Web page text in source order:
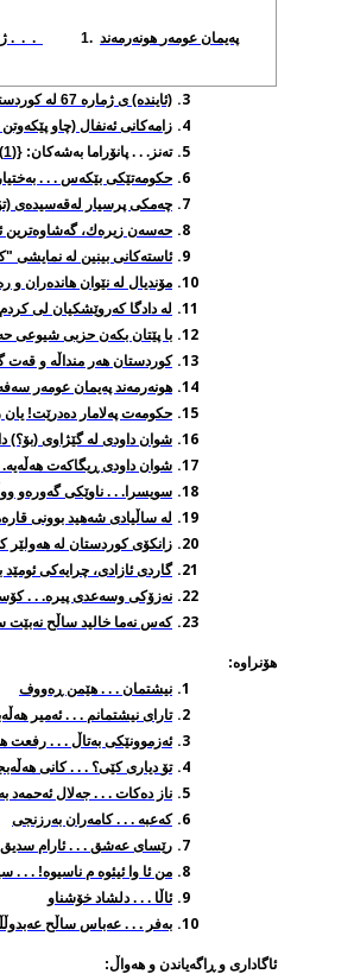
1. هونه‌رمه‌ند په‌یمان عومه‌ر . . .
(ئاینده) ی ژماره‌ 67 له‌ کوردستان نێت دا بخوێنه‌ره‌وه‌
زامه‌كانی ئه‌نفال (چاو
ته‌نز. . . پانۆراما به‌شه‌کان: {(1
حكومه‌تێكی بێكه‌س . . .
چه‌مكی پرسیار له‌قه‌سیده‌ی
حه‌سه‌ن زیره‌ك، گه‌شاوه‌ترین
ئاسته‌کانی بینین له‌
مۆندیال له‌ نێوان هانده‌ران و
له‌ دادگا كه‌روێشكیان لی كردم
با پێتان بكه‌ن حزبی شیوعی
كوردستان هه‌ر منداڵه‌ و قه‌ت
هونه‌رمه‌ند په‌یمان عومه‌ر
حكومه‌ت په‌لامار ده‌درێت! یان
شوان داودی له‌ گێژاوی (بۆ؟)
شوان داودی ڕیگاكه‌ت هه‌ڵه‌یه‌.
سویسرا. . . ناوێکی گه‌وره‌و
له‌ ساڵیادی شه‌هید بوونی
زانكۆی كوردستان له‌ هه‌ولێر
گاردی ئازادی، چرایه‌كی
نه‌زۆكی وسه‌عدی پیره‌. . .
كه‌س نه‌ما خالید ساڵح
هۆنراوه‌:
نیشتمان . . . هێمن ڕه‌ووف
تارای نیشتمانم . . . ئه‌میر
ئه‌زموونێکی به‌تاڵ . . . رفعت
تۆ دیاری كێی؟ . . . كانی
ناز ده‌كات . . . جه‌لال ئه‌حمه‌د
که‌عبه‌ . . . کامه‌ران به‌رزنجی
رێسای عه‌شق . . . ئارام سدیق
من ئا وا ئیئوه م ناسیوه! . . .
ئاڵا . . . دلشاد خۆشناو
به‌فر . . . عه‌باس ساڵح
ئاگاداری و ڕاگه‌یاندن و هه‌واڵ: